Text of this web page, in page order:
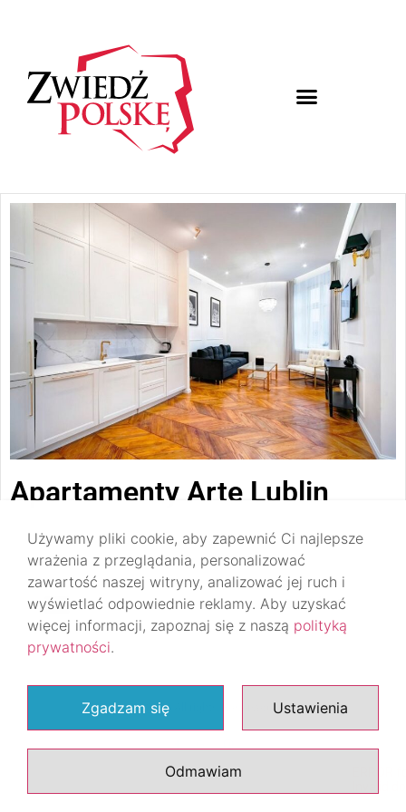
Apartamenty Arte Lublin
DO GÓRY
© 2020 All rights Reserved.
Używamy pliki cookie, aby zapewnić Ci najlepsze
wrażenia z przeglądania, personalizować
zawartość naszej witryny, analizować jej ruch i
wyświetlać odpowiednie reklamy. Aby uzyskać
więcej informacji, zapoznaj się z naszą polityką
prywatności.
Zgadzam się Ustawienia
Odmawiam